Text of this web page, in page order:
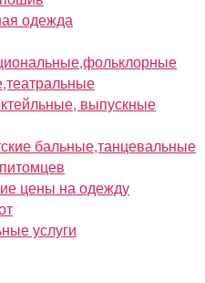
одежда
выпускные
бальные,танцевальные
цены на одежду
услуги